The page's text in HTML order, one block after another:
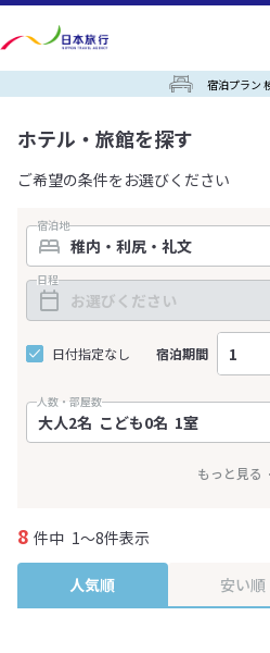
宿泊プラン
ホテル・旅館を探す
ご希望の条件をお選びください
宿泊地
日程
日付指定なし 宿泊期間
人数・部屋数
もっと見る
8 件中 1～8件表示
人気順 安い順